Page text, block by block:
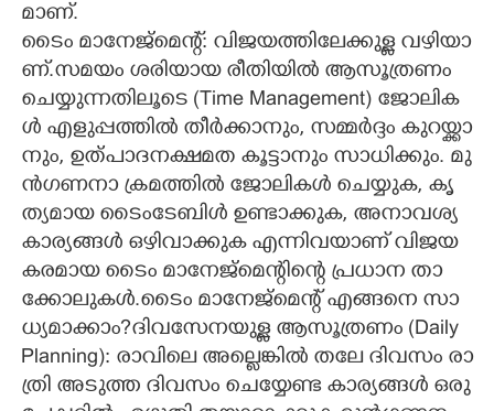
മാ​ണ്.
ടൈം​ ​മാ​നേ​ജ്മെ​ന്റ്:​ ​വി​ജ​യ​ത്തി​ലേ​ക്കു​ള്ള​ ​വ​ഴി​യാ​
ണ്.സ​മ​യം​ ​ശ​രി​യാ​യ​ ​രീ​തി​യി​ൽ​ ​ആ​സൂ​ത്ര​ണം​ ​
ചെ​യ്യു​ന്ന​തി​ലൂ​ടെ​ ​(​T​i​m​e​ ​M​a​n​a​g​e​m​e​n​t​)​ ​ജോ​ലി​ക​
ൾ​ ​എ​ളു​പ്പ​ത്തി​ൽ​ ​തീ​ർ​ക്കാ​നും,​ ​സ​മ്മ​ർ​ദ്ദം​ ​കു​റ​യ്ക്കാ​
നും,​ ​ഉ​ത്പാദ​ന​ക്ഷ​മ​ത​ ​കൂ​ട്ടാ​നും​ ​സാ​ധി​ക്കും.​ ​മു​
ൻ​ഗ​ണ​നാ​ ​ക്ര​മ​ത്തി​ൽ​ ​ജോ​ലി​ക​ൾ​ ​ചെ​യ്യു​ക,​ ​കൃ​
ത്യ​മാ​യ​ ​ടൈം​ടേ​ബി​ൾ​ ​ഉ​ണ്ടാ​ക്കു​ക,​ ​അ​നാ​വ​ശ്യ​ ​
കാ​ര്യ​ങ്ങ​ൾ​ ​ഒ​ഴി​വാ​ക്കു​ക​ ​എ​ന്നി​വ​യാ​ണ് ​വി​ജ​യ​
ക​ര​മാ​യ​ ​ടൈം​ ​മാ​നേ​ജ്മെ​ന്റി​ന്റെ​ ​പ്ര​ധാ​ന​ ​താ​
ക്കോ​ലു​ക​ൾ.​ടൈം​ ​മാ​നേ​ജ്മെ​ന്റ് ​എ​ങ്ങ​നെ​ ​സാ​
ധ്യ​മാ​ക്കാം​?​ദി​വ​സേ​ന​യു​ള്ള​ ​ആ​സൂ​ത്ര​ണം​ ​(​D​a​i​l​y​ ​
P​l​a​n​n​i​n​g​)​:​ ​രാ​വി​ലെ​ ​അ​ല്ലെ​ങ്കി​ൽ​ ​ത​ലേ​ ​ദി​വ​സം​ ​രാ​
ത്രി​ ​അ​ടു​ത്ത​ ​ദി​വ​സം​ ​ചെ​യ്യേ​ണ്ട​ ​കാ​ര്യ​ങ്ങ​ൾ​ ​ഒ​രു​